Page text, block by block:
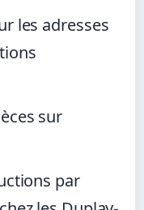
les adresses
sur
par